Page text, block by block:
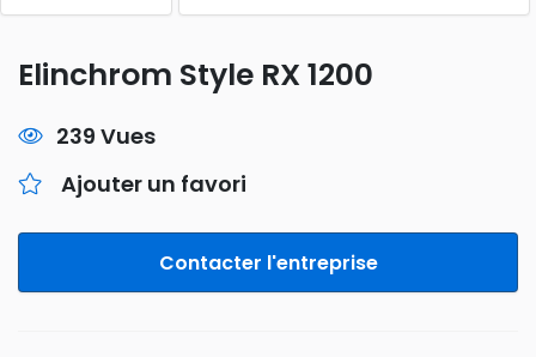
Elinchrom Style RX 1200
239 Vues
Ajouter un favori
Contacter l'entreprise